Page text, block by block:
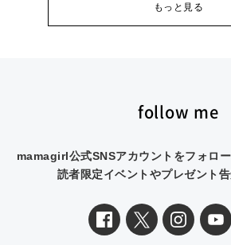
もっと見る
follow me
mamagirl公式SNSアカウントをフォロ
読者限定イベントやプレゼント